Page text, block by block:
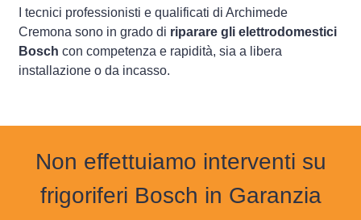
I tecnici professionisti e qualificati di Archimede
Cremona sono in grado di riparare gli elettrodomestici
Bosch con competenza e rapidità, sia a libera
installazione o da incasso.
Non effettuiamo interventi su
frigoriferi Bosch in Garanzia